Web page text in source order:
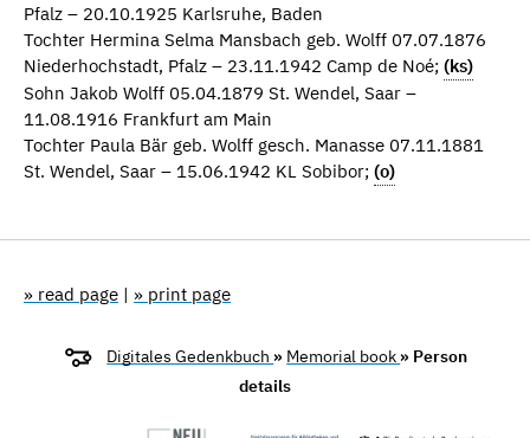
Pfalz – 20.10.1925 Karlsruhe, Baden
Tochter Hermina Selma Mansbach geb. Wolff 07.07.1876
Niederhochstadt, Pfalz – 23.11.1942 Camp de Noé; (ks)
Sohn Jakob Wolff 05.04.1879 St. Wendel, Saar –
11.08.1916 Frankfurt am Main
Tochter Paula Bär geb. Wolff gesch. Manasse 07.11.1881
St. Wendel, Saar – 15.06.1942 KL Sobibor; (o)
» read page | » print page
Digitales Gedenkbuch » Memorial book » Person
details